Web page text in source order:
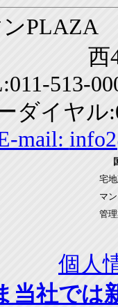
ン
西
513-
ダイヤル
mail:
宅
マ
管
個人
当社では